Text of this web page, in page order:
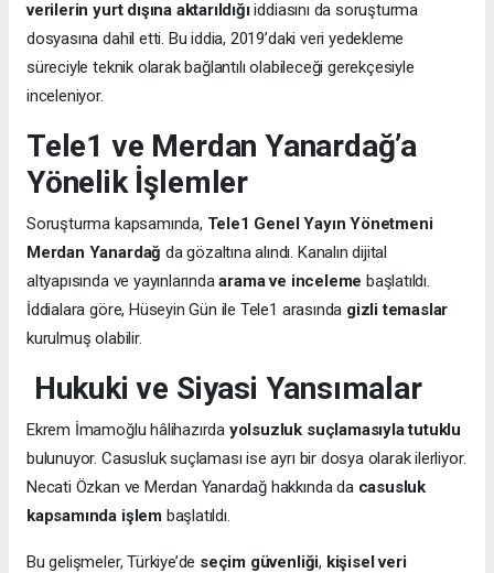
verilerin yurt dışına aktarıldığıiddiasını da soruşturma
dosyasına dahil etti. Bu iddia, 2019’daki veri yedekleme
süreciyle teknik olarak bağlantılı olabileceği gerekçesiyle
inceleniyor.
Tele1 ve Merdan Yanardağ’a
Yönelik İşlemler
Soruşturma kapsamında, Tele1 Genel Yayın Yönetmeni
Merdan Yanardağ da gözaltına alındı. Kanalın dijital
altyapısında ve yayınlarındaarama ve inceleme başlatıldı.
İddialara göre, Hüseyin Gün ile Tele1 arasında gizli temaslar
kurulmuş olabilir.
Hukuki ve Siyasi Yansımalar
Ekrem İmamoğlu hâlihazırda yolsuzluk suçlamasıyla tutuklu
bulunuyor. Casusluk suçlaması ise ayrı bir dosya olarak ilerliyor.
Necati Özkan ve Merdan Yanardağ hakkında da casusluk
kapsamında işlembaşlatıldı.
Bu gelişmeler, Türkiye’de seçim güvenliği, kişisel veri